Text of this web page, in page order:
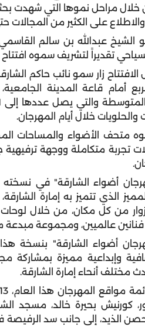
خلال مراحل نموها التي شهدت
على الكثير من
الشيخ عبدالله بن سالم
تقديراً لتشريف سموه
أمام قاعة المدينة
والحلويات خلال أيام المهرجان.
متحف الأضواء والمساحات
أضواء الشارقة" في نسخته
الذي تتميز به إمارة
من كل مكان، من خلال
أضواء الشارقة" بنسخة
وإبداعية مميزة بمشاركة
مختلف أنحاء إمارة الشارقة.
كورنيش بحيرة خالد، مسجد
الذيد، إلى جانب سد